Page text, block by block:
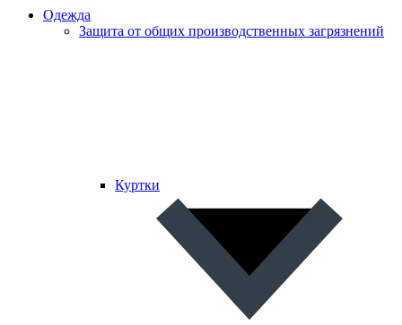
Одежда
Защита от общих производственных загрязнений
Куртки